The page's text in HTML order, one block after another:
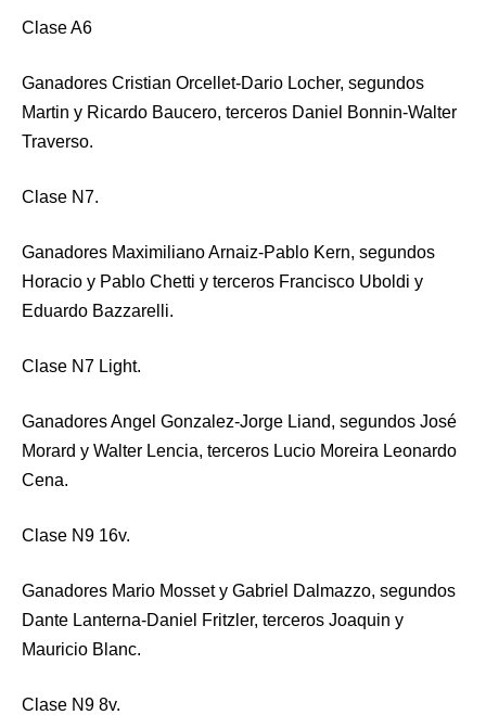
Clase A6
Ganadores Cristian Orcellet-Dario Locher, segundos
Martin y Ricardo Baucero, terceros Daniel Bonnin-Walter
Traverso.
Clase N7.
Ganadores Maximiliano Arnaiz-Pablo Kern, segundos
Horacio y Pablo Chetti y terceros Francisco Uboldi y
Eduardo Bazzarelli.
Clase N7 Light.
Ganadores Angel Gonzalez-Jorge Liand, segundos José
Morard y Walter Lencia, terceros Lucio Moreira Leonardo
Cena.
Clase N9 16v.
Ganadores Mario Mosset y Gabriel Dalmazzo, segundos
Dante Lanterna-Daniel Fritzler, terceros Joaquin y
Mauricio Blanc.
Clase N9 8v.